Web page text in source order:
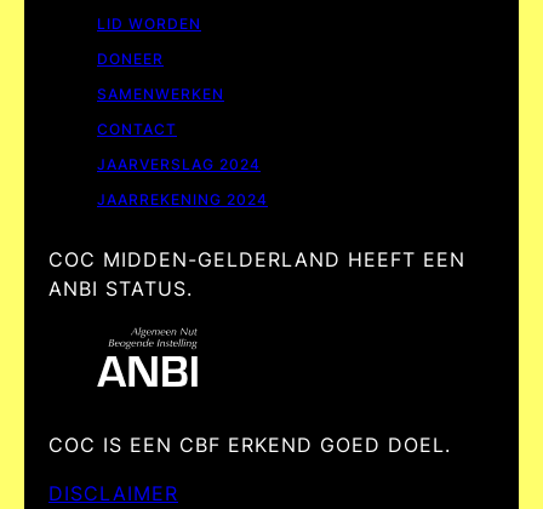
LID WORDEN
DONEER
SAMENWERKEN
CONTACT
JAARVERSLAG 2024
JAARREKENING 2024
COC MIDDEN-GELDERLAND HEEFT EEN
ANBI STATUS.
COC IS EEN CBF ERKEND GOED DOEL.
DISCLAIMER